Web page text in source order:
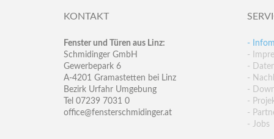
KONTAKT
Fenster und Türen aus Linz:
Schmidinger GmbH
Gewerbepark 6
A-4201 Gramastetten bei Linz
Bezirk Urfahr Umgebung
Tel 07239 7031 0
office@fensterschmidinger.at
-
-
-
-
-
-
-
- Jobs